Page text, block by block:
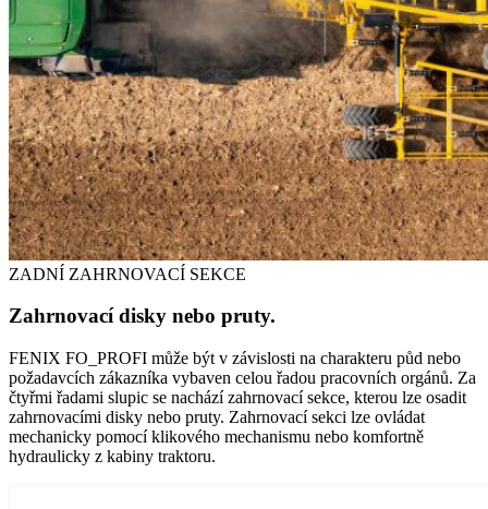
ZADNÍ ZAHRNOVACÍ SEKCE
Zahrnovací disky nebo pruty.
FENIX FO_PROFI může být v závislosti na charakteru půd nebo
požadavcích zákazníka vybaven celou řadou pracovních orgánů. Za
čtyřmi řadami slupic se nachází zahrnovací sekce, kterou lze osadit
zahrnovacími disky nebo pruty. Zahrnovací sekci lze ovládat
mechanicky pomocí klikového mechanismu nebo komfortně
hydraulicky z kabiny traktoru.